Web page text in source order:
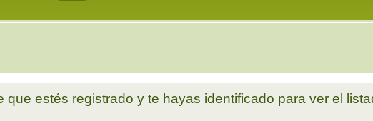
que estés registrado y te hayas identificado para ver el